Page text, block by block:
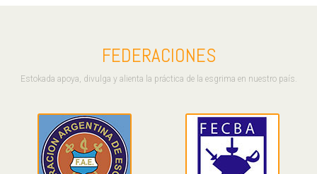
FEDERACIONES
Estokada apoya, divulga y alienta la práctica de la esgrima en nuestro país.